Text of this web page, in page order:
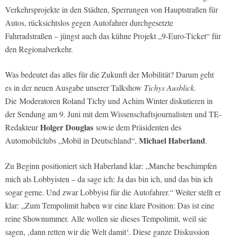
Verkehrsprojekte in den Städten, Sperrungen von Hauptstraßen für
Autos, rücksichtslos gegen Autofahrer durchgesetzte
Fahrradstraßen – jüngst auch das kühne Projekt „9-Euro-Ticket“ für
den Regionalverkehr.
Was bedeutet das alles für die Zukunft der Mobilität? Darum geht
es in der neuen Ausgabe unserer Talkshow Tichys Ausblick.
Die Moderatoren Roland Tichy und Achim Winter diskutieren in
der Sendung am 9. Juni mit dem Wissenschaftsjournalisten und TE-
RedakteurHolger Douglas sowie dem Präsidenten des
Automobilclubs „Mobil in Deutschland“, Michael Haberland.
Zu Beginn positioniert sich Haberland klar: „Manche beschimpfen
mich als Lobbyisten – da sage ich: Ja das bin ich, und das bin ich
sogar gerne. Und zwar Lobbyist für die Autofahrer.“ Weiter stellt er
klar: „Zum Tempolimit haben wir eine klare Position: Das ist eine
reine Shownummer. Alle wollen sie dieses Tempolimit, weil sie
sagen, ‚dann retten wir die Welt damit‘. Diese ganze Diskussion